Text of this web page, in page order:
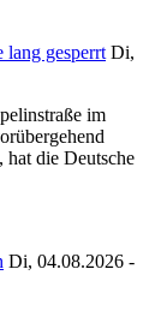
lang gesperrt Di,
im
hat die Deutsche
Di, 04.08.2026 -